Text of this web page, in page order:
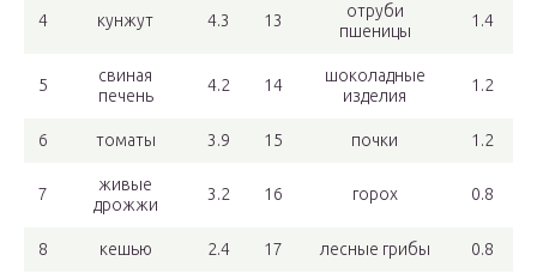
4 кунжут 4.3 13
отруби
пшеницы
1.4
5
свиная
печень
4.2 14
шоколадные
изделия
1.2
6 томаты 3.9 15 почки 1.2
7
живые
дрожжи
3.2 16 горох 0.8
8 кешью 2.4 17 лесные грибы 0.8